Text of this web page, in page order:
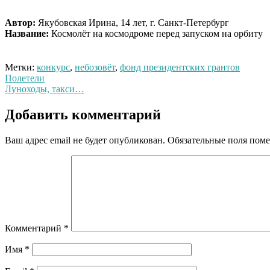
Автор: Якубовская Ирина, 14 лет, г. Санкт-Петербург
Название: Космолёт на космодроме перед запуском на орбиту
Метки: конкурс, небозовёт, фонд президентских грантов
Навигация
по
записям
Полетели
Луноходы, такси…
Добавить комментарий
Ваш адрес email не будет опубликован. Обязательные поля
Комментарий *
Имя *